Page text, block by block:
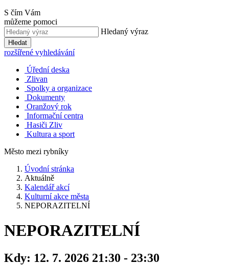
S čím Vám
můžeme pomoci
Hledaný výraz
Hledat
rozšířené vyhledávání
Úřední deska
Zlivan
Spolky a organizace
Dokumenty
Oranžový rok
Informační centra
Hasiči Zliv
Kultura a sport
Město mezi rybníky
Úvodní stránka
Aktuálně
Kalendář akcí
Kulturní akce města
NEPORAZITELNÍ
NEPORAZITELNÍ
Kdy: 12. 7. 2026 21:30 - 23:30